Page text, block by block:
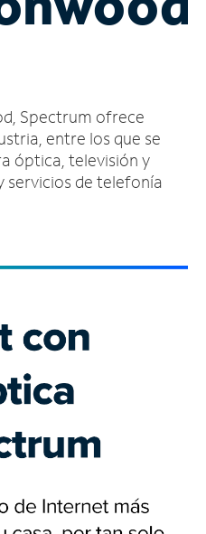
Spectrum ofrece
entre los que se
óptica, televisión y
servicios de telefonía